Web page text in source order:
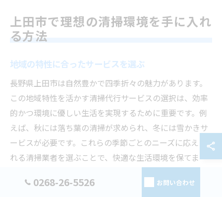
上田市で理想の清掃環境を手に入れ
る方法
地域の特性に合ったサービスを選ぶ
長野県上田市は自然豊かで四季折々の魅力があります。
この地域特性を活かす清掃代行サービスの選択は、効率
的かつ環境に優しい生活を実現するために重要です。例
えば、秋には落ち葉の清掃が求められ、冬には雪かきサ
ービスが必要です。これらの季節ごとのニーズに応えら
れる清掃業者を選ぶことで、快適な生活環境を保てま
住民の期待に応える柔軟なサービスを提供します。
0268-26-5526 お問い合わせ